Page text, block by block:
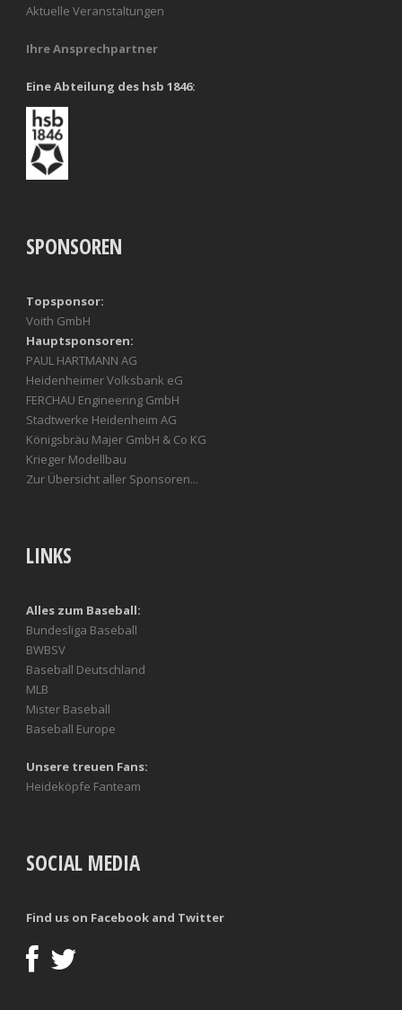
Aktuelle Veranstaltungen
Ihre Ansprechpartner
Eine Abteilung des hsb 1846:
SPONSOREN
Topsponsor:
Voith GmbH
Hauptsponsoren:
PAUL HARTMANN AG
Heidenheimer Volksbank eG
FERCHAU Engineering GmbH
Stadtwerke Heidenheim AG
Königsbräu Majer GmbH & Co KG
Krieger Modellbau
Zur Übersicht aller Sponsoren...
LINKS
Alles zum Baseball:
Bundesliga Baseball
BWBSV
Baseball Deutschland
MLB
Mister Baseball
Baseball Europe
Unsere treuen Fans:
Heideköpfe Fanteam
SOCIAL MEDIA
Find us on Facebook and Twitter